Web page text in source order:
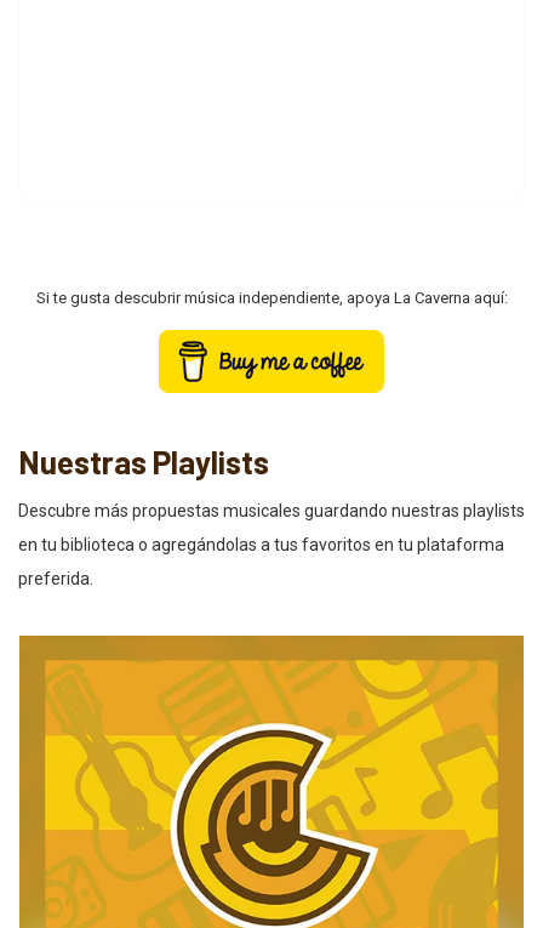
Si te gusta descubrir música independiente, apoya La Caverna aquí:
Nuestras Playlists
Descubre más propuestas musicales guardando nuestras playlists
en tu biblioteca o agregándolas a tus favoritos en tu plataforma
preferida.